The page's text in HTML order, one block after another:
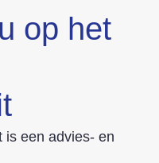
op het
is een advies- en